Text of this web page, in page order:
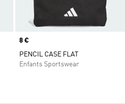
Prix
8 €
PENCIL CASE FLAT
Enfants Sportswear